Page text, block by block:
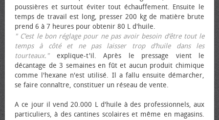
poussières et surtout éviter tout échauffement. Ensuite le
temps de travail est long, presser 200 kg de matière brute
prend 6 à 7 heures pour obtenir 80 L d'huile.
" C’est le bon réglage pour ne pas avoir besoin d’être tout le
temps à côté et ne pas laisser trop d’huile dans les
tourteaux."explique-t'il. Après le pressage vient le
décantage de 3 semaines en fût et aucun produit chimique
comme l'hexane n'est utilisé. Il a fallu ensuite démarcher,
se faire connaître, constituer un réseau de vente.
A ce jour il vend 20.000 L d'huile à des professionnels, aux
particuliers, à des cantines scolaires et même en magasins.